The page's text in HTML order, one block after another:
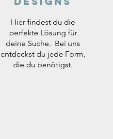
Hier findest du die
perfekte Lösung für
deine Suche. Bei uns
entdeckst du jede Form,
die du benötigst.